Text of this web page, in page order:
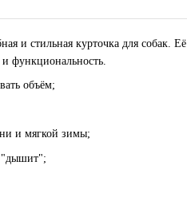
и стильная курточка для собак. Её
функциональность.
объём;
и мягкой зимы;
"дышит";